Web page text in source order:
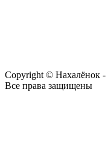
Copyright © Нахалёнок
Все права защищены